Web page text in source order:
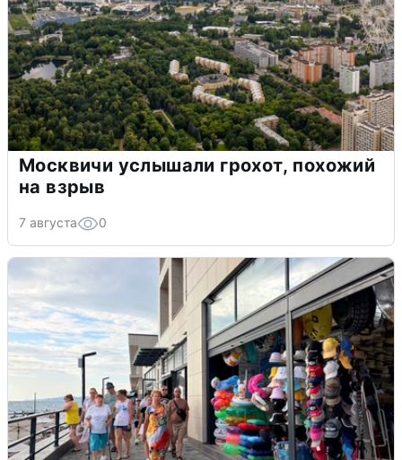
Москвичи услышали грохот, похожий
на взрыв
7 августа 0